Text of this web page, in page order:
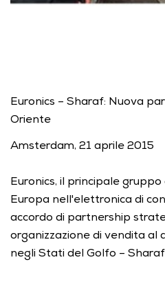
Euronics – Sharaf: Nuova
Oriente
Amsterdam, 21 aprile 2015
Euronics, il principale
Europa nell'elettronica di
accordo di partnership
organizzazione di vendita al
negli Stati del Golfo – Sharaf